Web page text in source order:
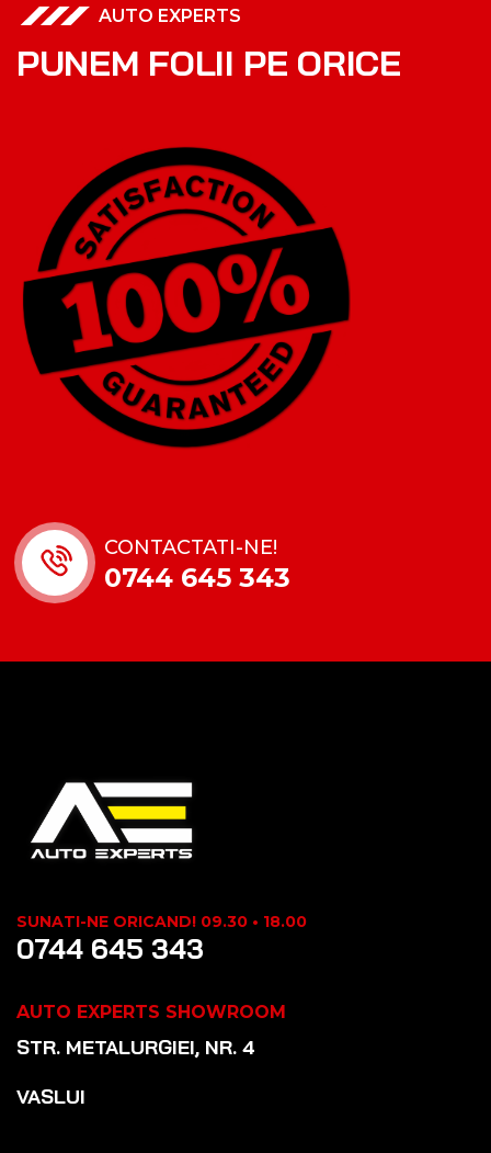
AUTO EXPERTS
PUNEM FOLII PE ORICE
CONTACTATI-NE!
0744 645 343
SUNATI-NE ORICAND! 09.30 • 18.00
0744 645 343
AUTO EXPERTS SHOWROOM
STR. METALURGIEI, NR. 4
VASLUI